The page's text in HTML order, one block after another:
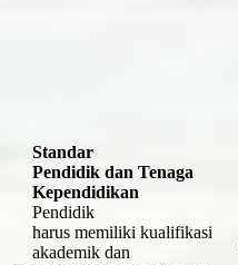
Standar
Pendidik dan Tenaga
Kependidikan
Pendidik
harus memiliki kualifikasi
akademik dan